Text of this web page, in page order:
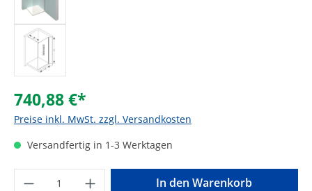
740,88 €*
Preise inkl. MwSt. zzgl. Versandkosten
Versandfertig in 1-3 Werktagen
Produkt Anzahl: Gib den gewünschten
In den Warenkorb